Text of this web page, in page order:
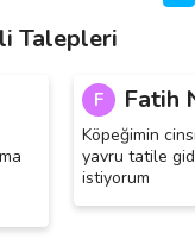
Talepleri
F Fatih
Köpeğimin
yavru tatile
istiyorum